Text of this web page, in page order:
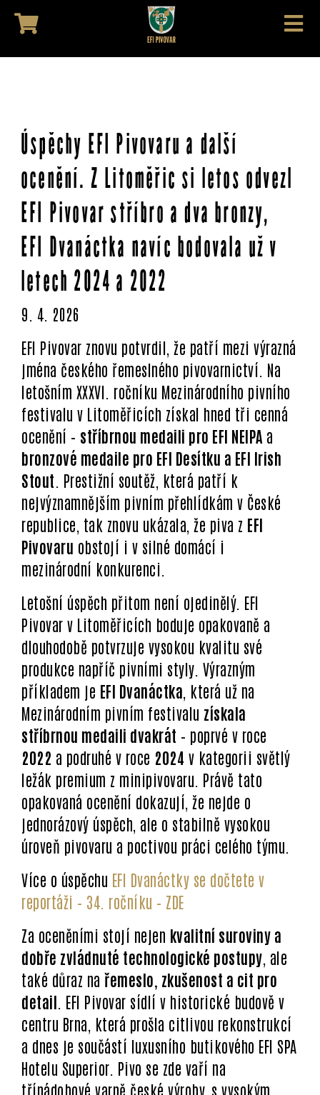
Úspěchy EFI Pivovaru a další
ocenění. Z Litoměřic si letos odvezl
EFI Pivovar stříbro a dva bronzy,
EFI Dvanáctka navíc bodovala už v
letech 2024 a 2022
9. 4. 2026
EFI Pivovar znovu potvrdil, že patří mezi výrazná
jména českého řemeslného pivovarnictví. Na
letošním XXXVI. ročníku Mezinárodního pivního
festivalu v Litoměřicích získal hned tři cenná
ocenění – stříbrnou medaili pro EFI NEIPA a
bronzové medaile pro EFI Desítku a EFI Irish
Stout . Prestižní soutěž, která patří k
nejvýznamnějším pivním přehlídkám v České
republice, tak znovu ukázala, že piva z EFI
Pivovaru obstojí i v silné domácí i
mezinárodní konkurenci.
Letošní úspěch přitom není ojedinělý. EFI
Pivovar v Litoměřicích boduje opakovaně a
dlouhodobě potvrzuje vysokou kvalitu své
produkce napříč pivními styly. Výrazným
příkladem je EFI Dvanáctka , která už na
Mezinárodním pivním festivalu získala
stříbrnou medaili dvakrát – poprvé v roce
2022 a podruhé v roce 2024 v kategorii světlý
ležák premium z minipivovaru. Právě tato
opakovaná ocenění dokazují, že nejde o
jednorázový úspěch, ale o stabilně vysokou
úroveň pivovaru a poctivou práci celého týmu.
Více o úspěchu EFI Dvanáctky se dočtete v
reportáži – 34. ročníku – ZDE
Za oceněními stojí nejen kvalitní suroviny a
dobře zvládnuté technologické postupy , ale
také důraz na řemeslo, zkušenost a cit pro
detail . EFI Pivovar sídlí v historické budově v
centru Brna, která prošla citlivou rekonstrukcí
a dnes je součástí luxusního butikového EFI SPA
Hotelu Superior. Pivo se zde vaří na
třínádobové varně české výroby, s vysokým